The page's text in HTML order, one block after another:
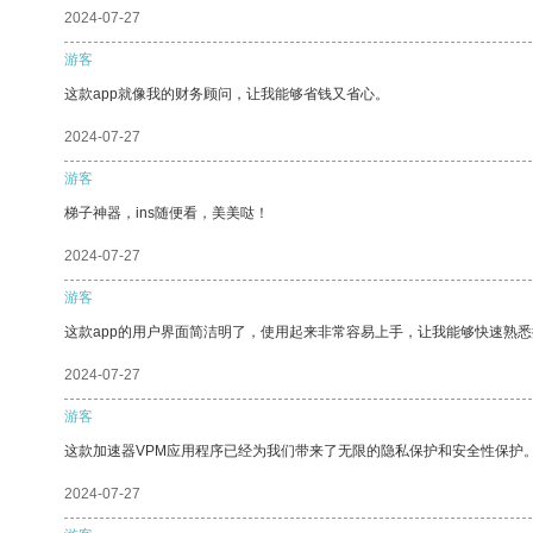
2024-07-27
游客
这款app就像我的财务顾问，让我能够省钱又省心。
2024-07-27
游客
梯子神器，ins随便看，美美哒！
2024-07-27
游客
这款app的用户界面简洁明了，使用起来非常容易上手，让我能够快速熟悉
2024-07-27
游客
这款加速器VPM应用程序已经为我们带来了无限的隐私保护和安全性保护。
2024-07-27